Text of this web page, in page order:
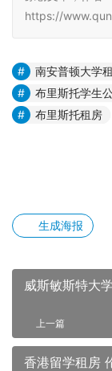
https://
南安普顿大学
布里斯托学生
布里斯托租房
生成海报
威斯敏斯特大
上一篇
香港留学租房